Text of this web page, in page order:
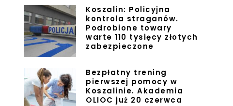
Koszalin: Policyjna
kontrola straganów.
Podrobione towary
warte 110 tysięcy złotych
zabezpieczone
Bezpłatny trening
pierwszej pomocy w
Koszalinie. Akademia
OLIOC już 20 czerwca